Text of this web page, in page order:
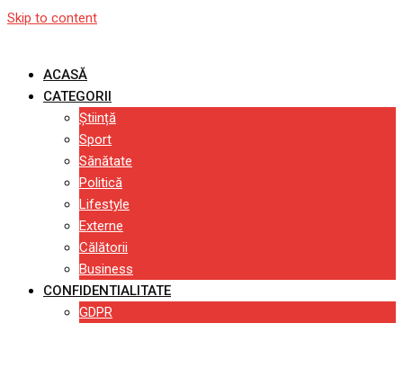
Skip to content
ACASĂ
CATEGORII
Știință
Sport
Sănătate
Politică
Lifestyle
Externe
Călătorii
Business
CONFIDENTIALITATE
GDPR